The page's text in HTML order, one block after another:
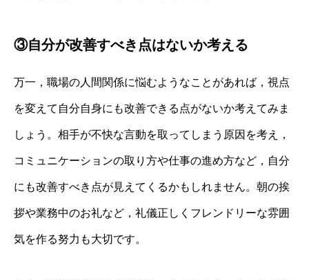
③自分が改善すべき点はないか考える
万一，職場の人間関係に悩むようなことがあれば，視点
を変えて自分自身にも改善できる点がないか考えてみま
しょう。相手が不快な言動を取ってしまう原因を考え，
コミュニケーションの取り方や仕事の進め方など，自分
にも改善すべき点が見えてくるかもしれません。朝の挨
拶や業務中のお礼など，礼儀正しくフレンドリーな雰囲
気を作る努力も大切です。